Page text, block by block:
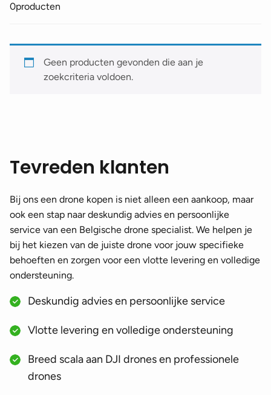
0producten
Geen producten gevonden die aan je
zoekcriteria voldoen.
Tevreden klanten
Bij ons een drone kopen is niet alleen een aankoop, maar
ook een stap naar deskundig advies en persoonlijke
service van een Belgische drone specialist. We helpen je
bij het kiezen van de juiste drone voor jouw specifieke
behoeften en zorgen voor een vlotte levering en volledige
ondersteuning.
Deskundig advies en persoonlijke service
Vlotte levering en volledige ondersteuning
Breed scala aan DJI drones en professionele
drones